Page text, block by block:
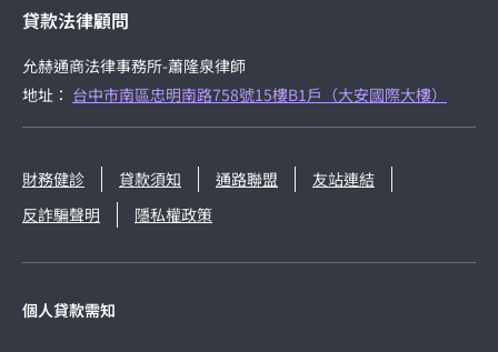
貸款法律顧問
允赫通商法律事務所-蕭隆泉律師
地址： 台中市南區忠明南路758號15樓B1戶（大安國際大樓）
財務健診 貸款須知 通路聯盟
友站連結
反詐騙聲明
隱私權政策
個人貸款需知